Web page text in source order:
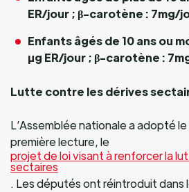
ER/jour ; β-carotène : 7mg/
Enfants âgés de 10 ans ou
µg ER/jour ; β-carotène :
Lutte contre les dérives
L’Assemblée nationale a adopté
première lecture, le
projet de loi visant à renforcer la
sectaires
. Les députés ont réintroduit dans